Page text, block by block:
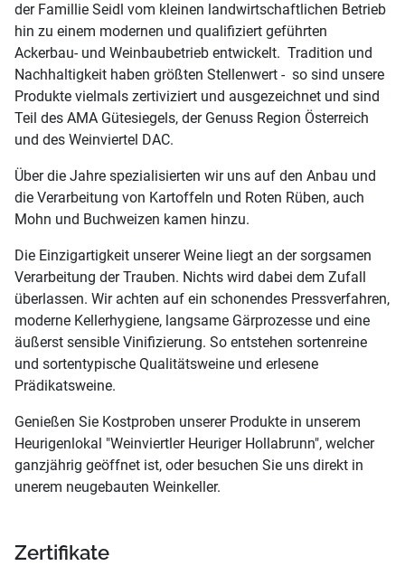
der Famillie Seidl vom kleinen landwirtschaftlichen Betrieb
hin zu einem modernen und qualifiziert geführten
Ackerbau- und Weinbaubetrieb entwickelt. Tradition und
Nachhaltigkeit haben größten Stellenwert - so sind unsere
Produkte vielmals zertiviziert und ausgezeichnet und sind
Teil des AMA Gütesiegels, der Genuss Region Österreich
und des Weinviertel DAC.
Über die Jahre spezialisierten wir uns auf den Anbau und
die Verarbeitung von Kartoffeln und Roten Rüben, auch
Mohn und Buchweizen kamen hinzu.
Die Einzigartigkeit unserer Weine liegt an der sorgsamen
Verarbeitung der Trauben. Nichts wird dabei dem Zufall
überlassen. Wir achten auf ein schonendes Pressverfahren,
moderne Kellerhygiene, langsame Gärprozesse und eine
äußerst sensible Vinifizierung. So entstehen sortenreine
und sortentypische Qualitätsweine und erlesene
Prädikatsweine.
Genießen Sie Kostproben unserer Produkte in unserem
Heurigenlokal "Weinviertler Heuriger Hollabrunn", welcher
ganzjährig geöffnet ist, oder besuchen Sie uns direkt in
unerem neugebauten Weinkeller.
Zertifikate